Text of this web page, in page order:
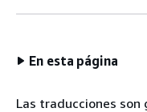
En esta página
Las traducciones